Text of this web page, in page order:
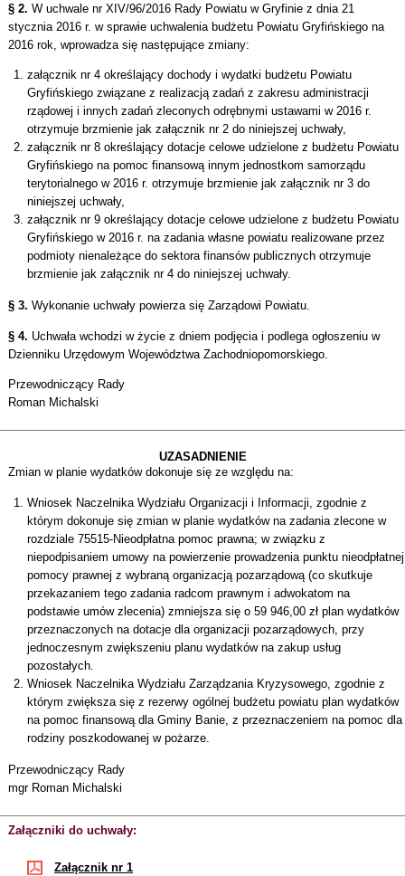
§ 2. W uchwale nr XIV/96/2016 Rady Powiatu w Gryfinie z dnia 21
stycznia 2016 r. w sprawie uchwalenia budżetu Powiatu Gryfińskiego na
2016 rok, wprowadza się następujące zmiany:
załącznik nr 4 określający dochody i wydatki budżetu Powiatu
Gryfińskiego związane z realizacją zadań z zakresu administracji
rządowej i innych zadań zleconych odrębnymi ustawami w 2016 r.
otrzymuje brzmienie jak załącznik nr 2 do niniejszej uchwały,
załącznik nr 8 określający dotacje celowe udzielone z budżetu Powiatu
Gryfińskiego na pomoc finansową innym jednostkom samorządu
terytorialnego w 2016 r. otrzymuje brzmienie jak załącznik nr 3 do
niniejszej uchwały,
załącznik nr 9 określający dotacje celowe udzielone z budżetu Powiatu
Gryfińskiego w 2016 r. na zadania własne powiatu realizowane przez
podmioty nienależące do sektora finansów publicznych otrzymuje
brzmienie jak załącznik nr 4 do niniejszej uchwały.
§ 3. Wykonanie uchwały powierza się Zarządowi Powiatu.
§ 4. Uchwała wchodzi w życie z dniem podjęcia i podlega ogłoszeniu w
Dzienniku Urzędowym Województwa Zachodniopomorskiego.
Przewodniczący Rady
Roman Michalski
UZASADNIENIE
Zmian w planie wydatków dokonuje się ze względu na:
Wniosek Naczelnika Wydziału Organizacji i Informacji, zgodnie z
którym dokonuje się zmian w planie wydatków na zadania zlecone w
rozdziale 75515-Nieodpłatna pomoc prawna; w związku z
niepodpisaniem umowy na powierzenie prowadzenia punktu nieodpłatnej
pomocy prawnej z wybraną organizacją pozarządową (co skutkuje
przekazaniem tego zadania radcom prawnym i adwokatom na
podstawie umów zlecenia) zmniejsza się o 59 946,00 zł plan wydatków
przeznaczonych na dotacje dla organizacji pozarządowych, przy
jednoczesnym zwiększeniu planu wydatków na zakup usług
pozostałych.
Wniosek Naczelnika Wydziału Zarządzania Kryzysowego, zgodnie z
którym zwiększa się z rezerwy ogólnej budżetu powiatu plan wydatków
na pomoc finansową dla Gminy Banie, z przeznaczeniem na pomoc dla
rodziny poszkodowanej w pożarze.
Przewodniczący Rady
mgr Roman Michalski
Załączniki do uchwały:
Załącznik nr 1